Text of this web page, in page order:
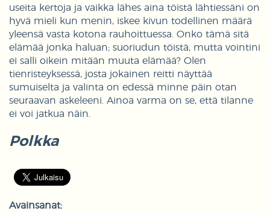
useita kertoja ja vaikka lähes aina töistä lähtiessäni on
hyvä mieli kun menin, iskee kivun todellinen määrä
yleensä vasta kotona rauhoittuessa. Onko tämä sitä
elämää jonka haluan; suoriudun töistä, mutta vointini
ei salli oikein mitään muuta elämää? Olen
tienristeyksessä, josta jokainen reitti näyttää
sumuiselta ja valinta on edessä minne päin otan
seuraavan askeleeni. Ainoa varma on se, että tilanne
ei voi jatkua näin.
Polkka
Avainsanat: